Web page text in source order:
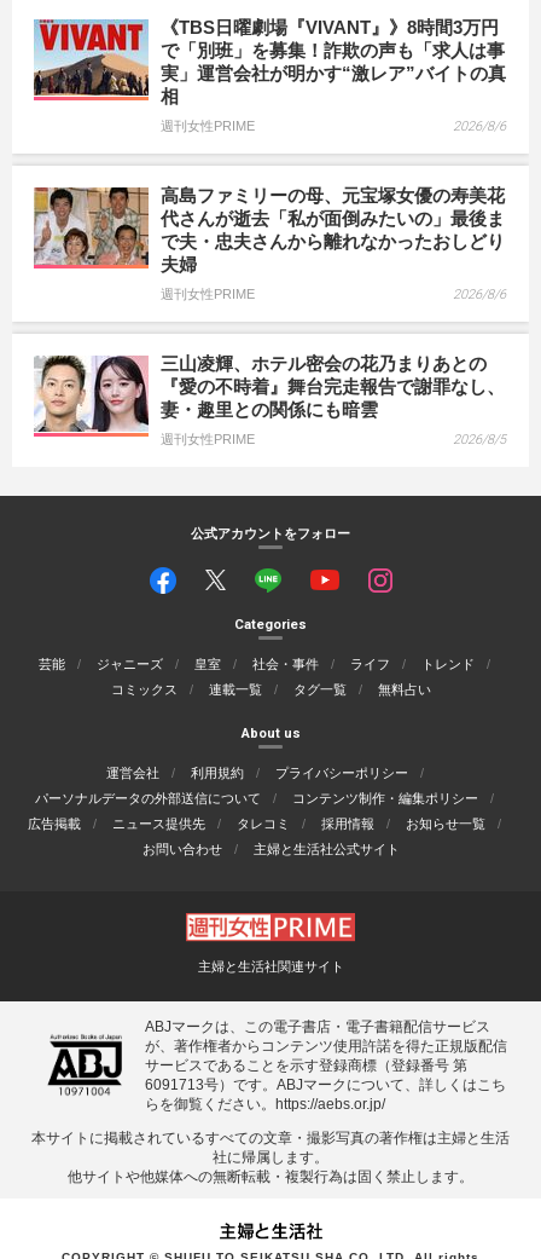
《TBS日曜劇場『VIVANT』》8時間3万円
で「別班」を募集！詐欺の声も「求人は事
実」運営会社が明かす“激レア”バイトの真
相
週刊女性PRIME 2026/8/6
高島ファミリーの母、元宝塚女優の寿美花
代さんが逝去「私が面倒みたいの」最後ま
で夫・忠夫さんから離れなかったおしどり
夫婦
週刊女性PRIME 2026/8/6
三山凌輝、ホテル密会の花乃まりあとの
『愛の不時着』舞台完走報告で謝罪なし、
妻・趣里との関係にも暗雲
週刊女性PRIME 2026/8/5
公式アカウントをフォロー
Categories
芸能 ジャニーズ 皇室 社会・事件 ライフ
トレンド
コミックス
連載一覧 タグ一覧 無料占い
About us
運営会社 利用規約
プライバシーポリシー
パーソナルデータの外部送信について
コンテンツ制作・編集ポリシー
広告掲載
ニュース提供先 タレコミ 採用情報
お知らせ一覧
お問い合わせ
主婦と生活社公式サイト
主婦と生活社関連サイト
ABJマークは、この電子書店・電子書籍配信サービス
が、著作権者からコンテンツ使用許諾を得た正規版配信
サービスであることを示す登録商標（登録番号 第
6091713号）です。ABJマークについて、詳しくはこち
らを御覧ください。 https://aebs.or.jp/
本サイトに掲載されているすべての⽂章・撮影写真の著作権は主婦と⽣活
社に帰属します。
他サイトや他媒体への無断転載・複製⾏為は固く禁⽌します。